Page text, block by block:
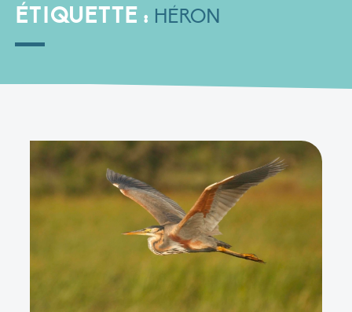
ÉTIQUETTE : HÉRON